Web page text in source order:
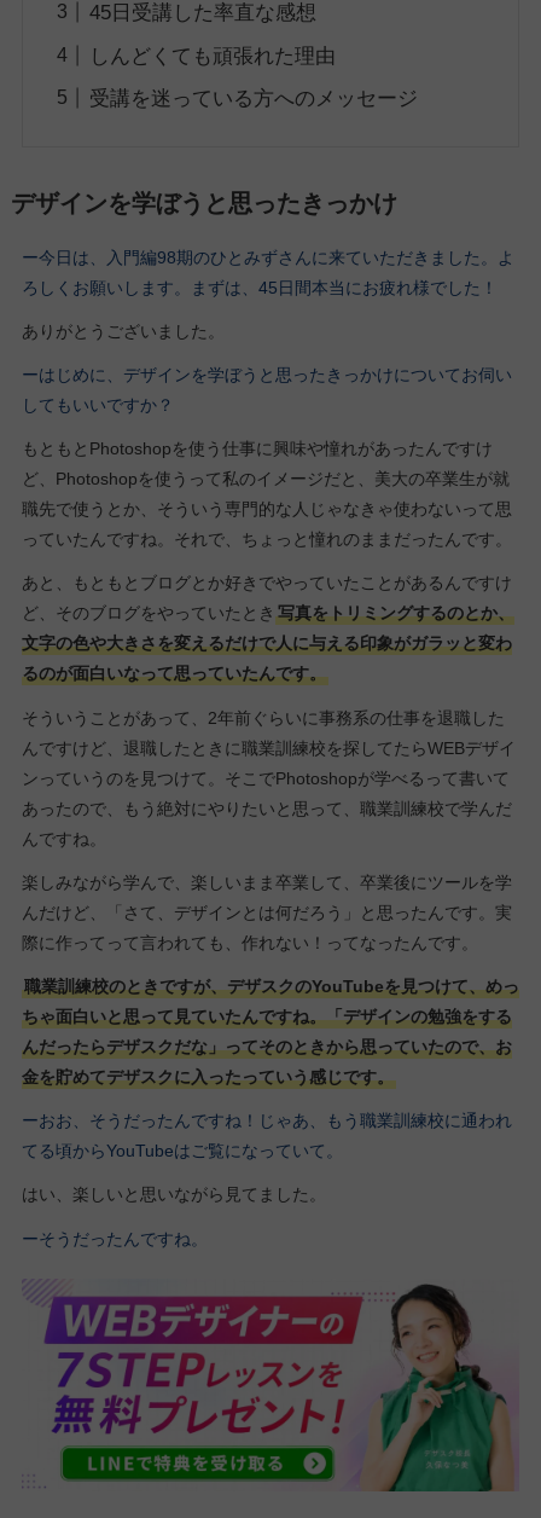
45日受講した率直な感想
しんどくても頑張れた理由
受講を迷っている方へのメッセージ
デザインを学ぼうと思ったきっかけ
ー今日は、入門編98期のひとみずさんに来ていただきました。よ
ろしくお願いします。
まずは、45日間本当にお疲れ様でした！
ありがとうございました。
ーはじめに、デザインを学ぼうと思ったきっかけについてお伺い
してもいいですか？
もともとPhotoshopを使う仕事に興味や憧れがあったんですけ
ど、Photoshopを使うって私のイメージだと、美大の卒業生が就
職先で使うとか、そういう専門的な人じゃなきゃ使わないって思
っていたんですね。それで、ちょっと憧れのままだったんです。
あと、もともとブログとか好きでやっていたことがあるんですけ
ど、そのブログをやっていたとき 写真をトリミングするのとか、
文字の色や大きさを変えるだけで人に与える印象がガラッと変わ
るのが面白いなって思っていたんです。
そういうことがあって、2年前ぐらいに事務系の仕事を退職した
んですけど、退職したときに職業訓練校を探してたらWEBデザイ
ンっていうのを見つけて。そこでPhotoshopが学べるって書いて
あったので、もう絶対にやりたいと思って、職業訓練校で学んだ
んですね。
楽しみながら学んで、楽しいまま卒業して、卒業後にツールを学
んだけど、「さて、デザインとは何だろう」と思ったんです。実
際に作ってって言われても、作れない！ってなったんです。
職業訓練校のときですが、デザスクのYouTubeを見つけて、めっ
ちゃ面白いと思って見ていたんですね。「デザインの勉強をする
んだったらデザスクだな」ってそのときから思っていたので、お
金を貯めてデザスクに入ったっていう感じです。
ーおお、そうだったんですね！じゃあ、もう職業訓練校に通われ
てる頃からYouTubeはご覧になっていて。
はい、楽しいと思いながら見てました。
ーそうだったんですね。